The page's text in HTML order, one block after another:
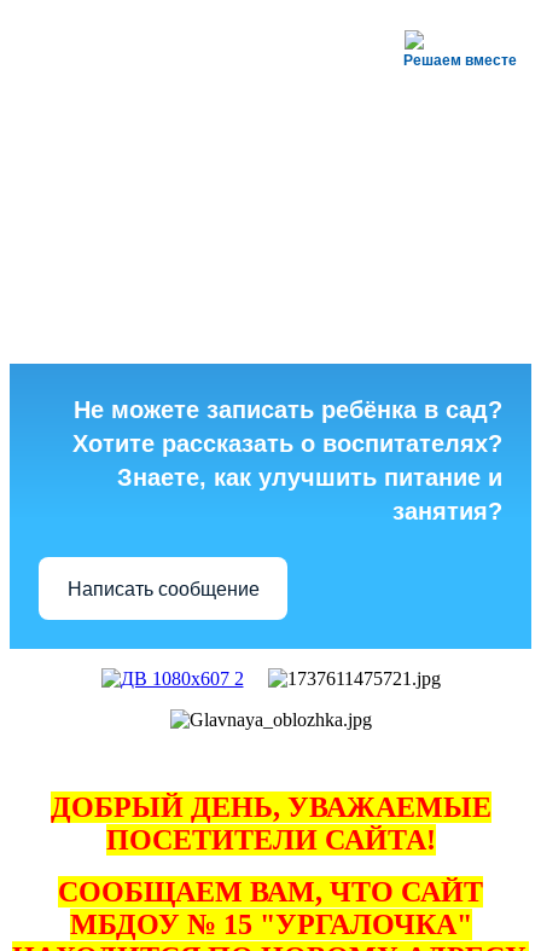
Решаем вместе
Не можете записать ребёнка в сад?
Хотите рассказать о воспитателях?
Знаете, как улучшить питание и
занятия?
Написать сообщение
ДОБРЫЙ ДЕНЬ, УВАЖАЕМЫЕ
ПОСЕТИТЕЛИ САЙТА!
СООБЩАЕМ ВАМ, ЧТО САЙТ
МБДОУ № 15 "УРГАЛОЧКА"